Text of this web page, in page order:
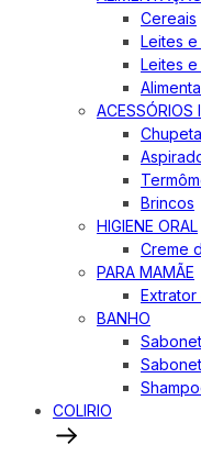
Cereais
Leites e
Leites e
ACESSÓRIOS
Brincos
HIGIENE ORAL
Creme
PARA MAMÃE
BANHO
COLIRIO